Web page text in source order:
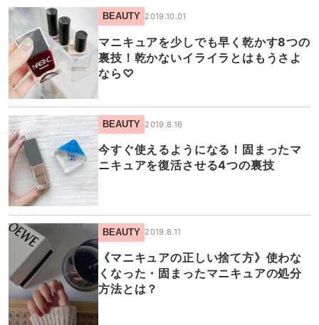
BEAUTY 2019.10.01
マニキュアを少しでも早く乾かす8つの
裏技！乾かないイライラとはもうさよ
なら♡
BEAUTY 2019.8.16
今すぐ使えるようになる！固まったマ
ニキュアを復活させる4つの裏技
BEAUTY 2019.8.11
《マニキュアの正しい捨て方》使わな
くなった・固まったマニキュアの処分
方法とは？